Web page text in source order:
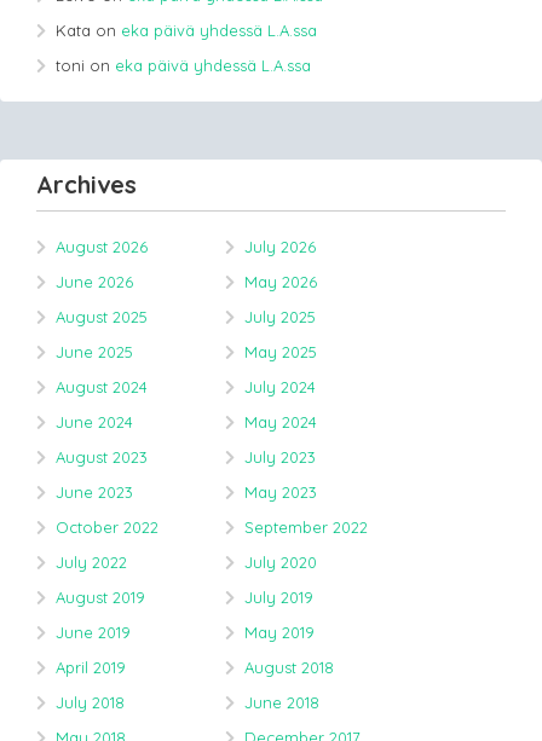
Kata on eka päivä yhdessä L.A.ssa
toni on eka päivä yhdessä L.A.ssa
Archives
August 2026
July 2026
June 2026
May 2026
August 2025
July 2025
June 2025
May 2025
August 2024
July 2024
June 2024
May 2024
August 2023
July 2023
June 2023
May 2023
October 2022
September 2022
July 2022
July 2020
August 2019
July 2019
June 2019
May 2019
April 2019
August 2018
July 2018
June 2018